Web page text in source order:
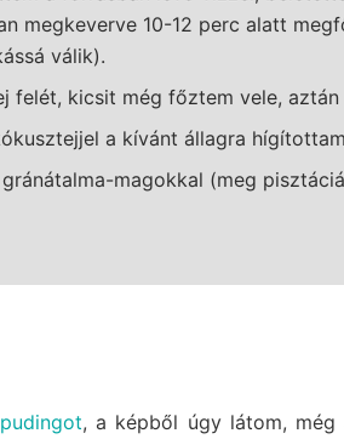
megkeverve 10-12 perc alatt
válik).
felét, kicsit még főztem vele,
a kívánt állagra
magokkal (meg
, a képből úgy látom,